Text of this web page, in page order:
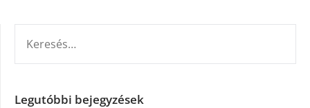
Legutóbbi bejegyzések